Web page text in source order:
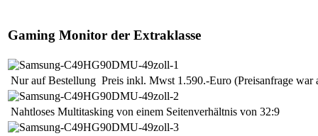
Gaming Monitor der Extraklasse
Nur auf Bestellung Preis inkl. Mwst 1.590.-Euro (Preisanfrage war
Nahtloses Multitasking von einem Seitenverhältnis von 32:9